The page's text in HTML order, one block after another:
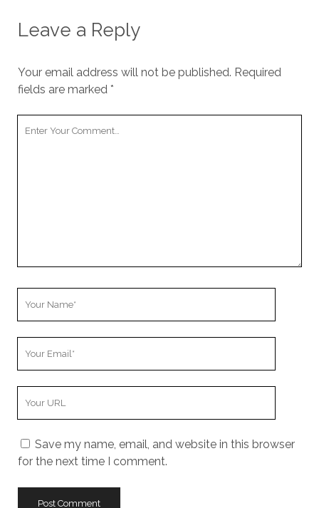
Leave a Reply
Your email address will not be published. Required
fields are marked *
Save my name, email, and website in this browser
for the next time I comment.